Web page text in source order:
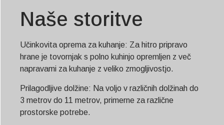
Naše storitve
Učinkovita oprema za kuhanje: Za hitro pripravo
hrane je tovornjak s polno kuhinjo opremljen z več
napravami za kuhanje z veliko zmogljivostjo.
Prilagodljive dolžine: Na voljo v različnih dolžinah do
3 metrov do 11 metrov, primerne za različne
prostorske potrebe.